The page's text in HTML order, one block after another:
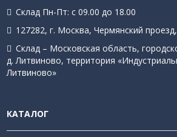
Склад Пн-Пт: с 09.00 до 18.00
127282, г. Москва, Чермянский
Склад – Московская область,
д. Литвиново, территория
Литвиново»
КАТАЛОГ